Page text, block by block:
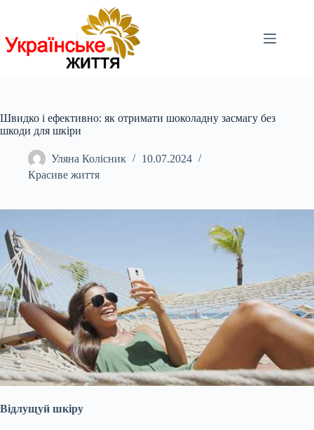
Швидко і ефективно: як отримати шоколадну засмагу без
шкоди для шкіри
Уляна Колісник
10.07.2024
Красиве життя
Відлущуй шкіру